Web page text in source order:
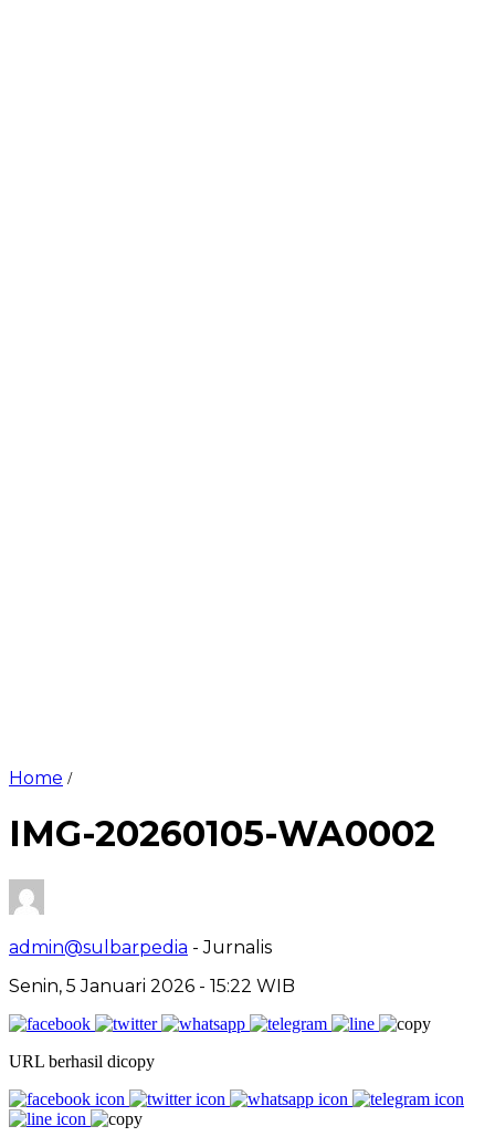
Home /
IMG-20260105-WA0002
admin@sulbarpedia - Jurnalis
Senin, 5 Januari 2026 - 15:22 WIB
URL berhasil dicopy